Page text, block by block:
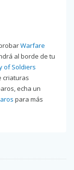
Warfare
al borde de tu
of Soldiers
criaturas
echa un
para más